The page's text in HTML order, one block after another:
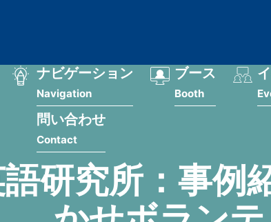
メ
ナ
ビ
ナビゲーション
Navigation
ブース
Booth
問い合わせ
Contact
研究所：事例